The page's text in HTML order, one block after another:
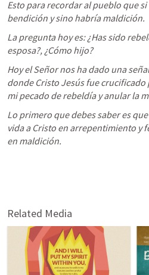
Esto para recordar al pueblo que
bendición y sino habría maldición.
La pregunta hoy es: ¿Has sido
esposa?, ¿Cómo hijo?
Hoy el Señor nos ha dado una
donde Cristo Jesús fue
mi pecado de rebeldía y anular la
Lo primero que debes saber es
vida a Cristo en arrepentimiento y
en maldición.
Related Media